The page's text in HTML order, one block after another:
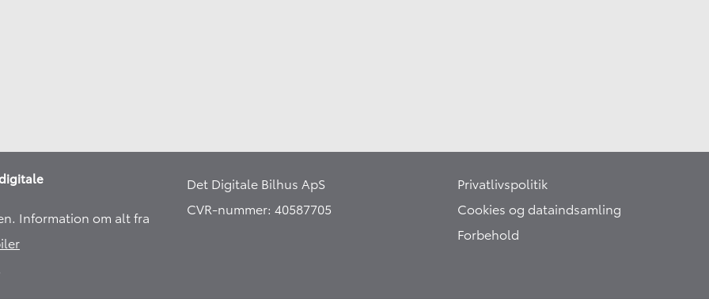
Information om alt fra
Det Digitale Bilhus ApS
CVR-nummer: 40587705
Privatlivspolitik
Cookies og dataindsamling
Forbehold